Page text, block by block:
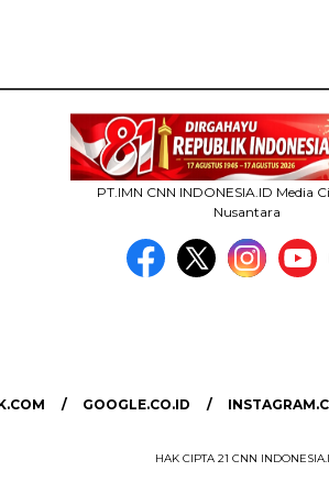
PT.IMN CNN INDONESIA.ID Media
Nusantara
GOOGLE.CO.ID
HAK CIPTA 21 CNN